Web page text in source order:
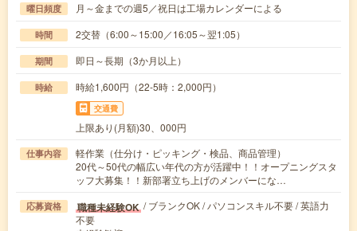
曜日頻度 月～金までの週5／祝日は工場カレンダーによる
時間 2交替（6:00～15:00／16:05～翌1:05）
期間 即日～長期（3か月以上）
時給 時給1,600円（22-5時：2,000円）
交通費
上限あり(月額)30、000円
仕事内容
軽作業（仕分け・ピッキング・検品、商品管理）
20代～50代の幅広い年代の方が活躍中！！オープニングスタ
ッフ大募集！！新部署立ち上げのメンバーにな…
応募資格 職種未経験OK / ブランクOK / パソコンスキル不要 / 英語力
不要